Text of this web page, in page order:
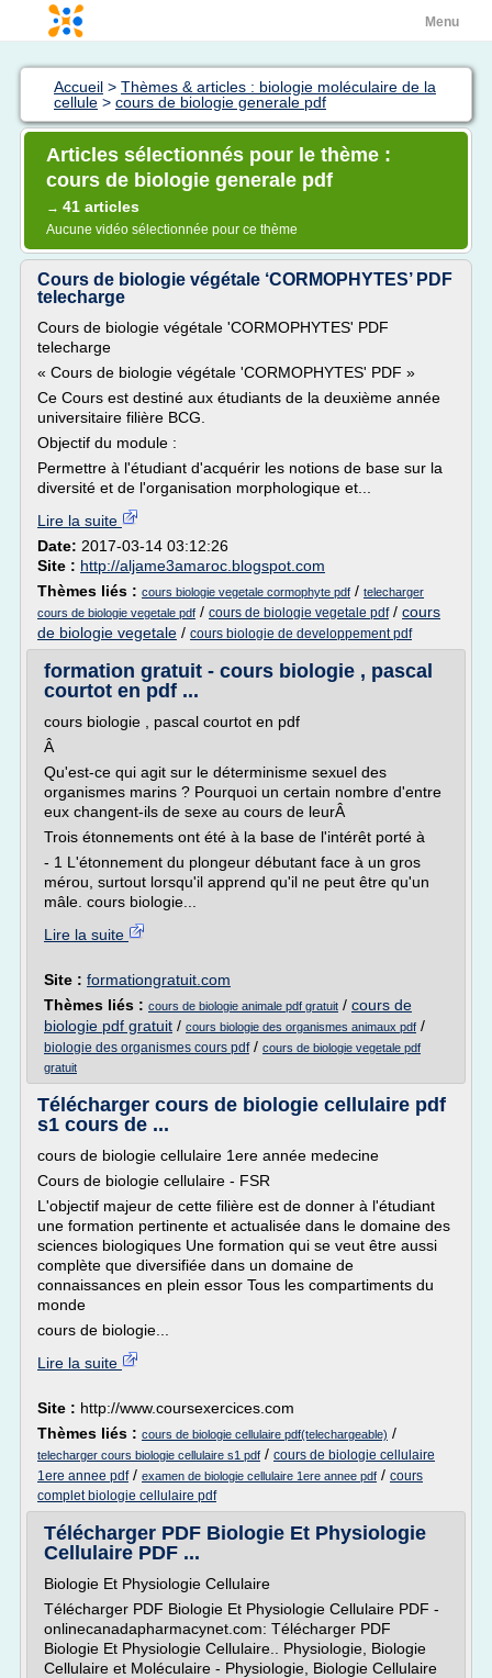
Menu
Accueil > Thèmes & articles : biologie moléculaire de la
cellule > cours de biologie generale pdf
Articles sélectionnés pour le thème :
cours de biologie generale pdf
→ 41 articles
Aucune vidéo sélectionnée pour ce thème
Cours de biologie végétale ‘CORMOPHYTES’ PDF
telecharge
Cours de biologie végétale 'CORMOPHYTES' PDF
telecharge
« Cours de biologie végétale 'CORMOPHYTES' PDF »
Ce Cours est destiné aux étudiants de la deuxième année
universitaire filière BCG.
Objectif du module :
Permettre à l'étudiant d'acquérir les notions de base sur la
diversité et de l'organisation morphologique et...
Lire la suite
Date: 2017-03-14 03:12:26
Site : http://aljame3amaroc.blogspot.com
Thèmes liés : cours biologie vegetale cormophyte pdf / telecharger
cours de biologie vegetale pdf / cours de biologie vegetale pdf/ cours
de biologie vegetale / cours biologie de developpement pdf
formation gratuit - cours biologie , pascal
courtot en pdf ...
cours biologie , pascal courtot en pdf
Â
Qu'est-ce qui agit sur le déterminisme sexuel des
organismes marins ? Pourquoi un certain nombre d'entre
eux changent-ils de sexe au cours de leurÂ
Trois étonnements ont été à la base de l'intérêt porté à
- 1 L'étonnement du plongeur débutant face à un gros
mérou, surtout lorsqu'il apprend qu'il ne peut être qu'un
mâle. cours biologie...
Lire la suite
Site : formationgratuit.com
Thèmes liés : cours de biologie animale pdf gratuit / cours de
biologie pdf gratuit / cours biologie des organismes animaux pdf /
biologie des organismes cours pdf/ cours de biologie vegetale pdf
gratuit
Télécharger cours de biologie cellulaire pdf
s1 cours de ...
cours de biologie cellulaire 1ere année medecine
Cours de biologie cellulaire - FSR
L'objectif majeur de cette filière est de donner à l'étudiant
une formation pertinente et actualisée dans le domaine des
sciences biologiques Une formation qui se veut être aussi
complète que diversifiée dans un domaine de
connaissances en plein essor Tous les compartiments du
monde
cours de biologie...
Lire la suite
Site : http://www.coursexercices.com
Thèmes liés : cours de biologie cellulaire pdf(telechargeable) /
telecharger cours biologie cellulaire s1 pdf / cours de biologie cellulaire
1ere annee pdf/ examen de biologie cellulaire 1ere annee pdf / cours
complet biologie cellulaire pdf
Télécharger PDF Biologie Et Physiologie
Cellulaire PDF ...
Biologie Et Physiologie Cellulaire
Télécharger PDF Biologie Et Physiologie Cellulaire PDF -
onlinecanadapharmacynet.com: Télécharger PDF
Biologie Et Physiologie Cellulaire.. Physiologie, Biologie
Cellulaire et Moléculaire - Physiologie, Biologie Cellulaire